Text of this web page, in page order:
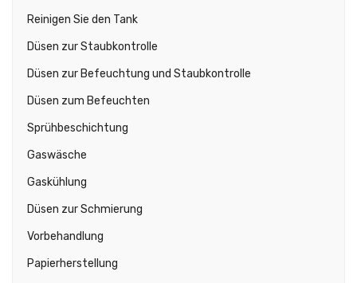
Reinigen Sie den Tank
Düsen zur Staubkontrolle
Düsen zur Befeuchtung und Staubkontrolle
Düsen zum Befeuchten
Sprühbeschichtung
Gaswäsche
Gaskühlung
Düsen zur Schmierung
Vorbehandlung
Papierherstellung